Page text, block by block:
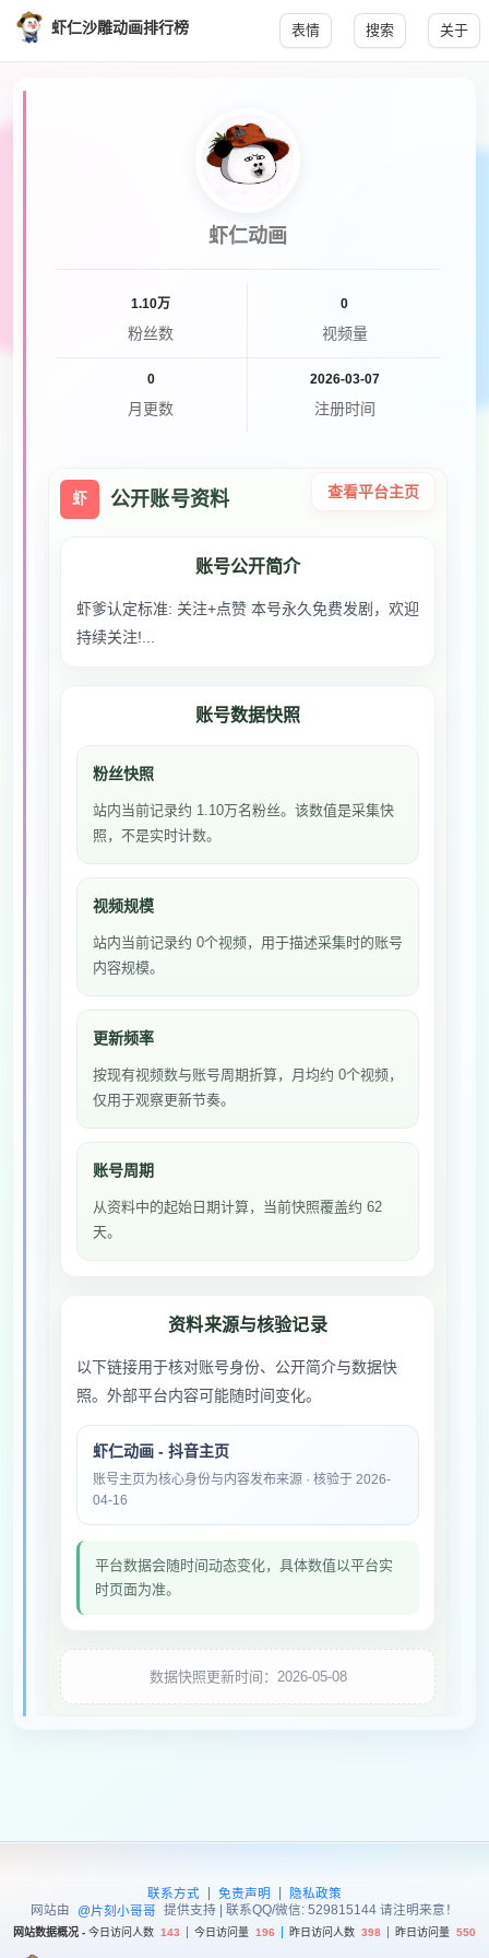
虾仁沙雕动画排行榜 表情 搜索 关于
虾仁动画
1.10万
粉丝数
0
视频量
0
月更数
2026-03-07
注册时间
虾 公开账号资料 查看平台主页
账号公开简介
虾爹认定标准: 关注+点赞 本号永久免费发剧，欢迎
持续关注!...
账号数据快照
粉丝快照
站内当前记录约 1.10万名粉丝。该数值是采集快
照，不是实时计数。
视频规模
站内当前记录约 0个视频，用于描述采集时的账号
内容规模。
更新频率
按现有视频数与账号周期折算，月均约 0个视频，
仅用于观察更新节奏。
账号周期
从资料中的起始日期计算，当前快照覆盖约 62
天。
资料来源与核验记录
以下链接用于核对账号身份、公开简介与数据快
照。外部平台内容可能随时间变化。
虾仁动画 - 抖音主页
账号主页为核心身份与内容发布来源 · 核验于 2026-
04-16
平台数据会随时间动态变化，具体数值以平台实
时页面为准。
数据快照更新时间：2026-05-08
联系方式 | 免责声明 |
隐私政策
网站由
@片刻小哥哥 提供支持 | 联系QQ/微信: 529815144 请注明来意！
网站数据概况 - 今日访问人数 143 今日访问量 196 昨日访问人数 398 昨日访问量 550